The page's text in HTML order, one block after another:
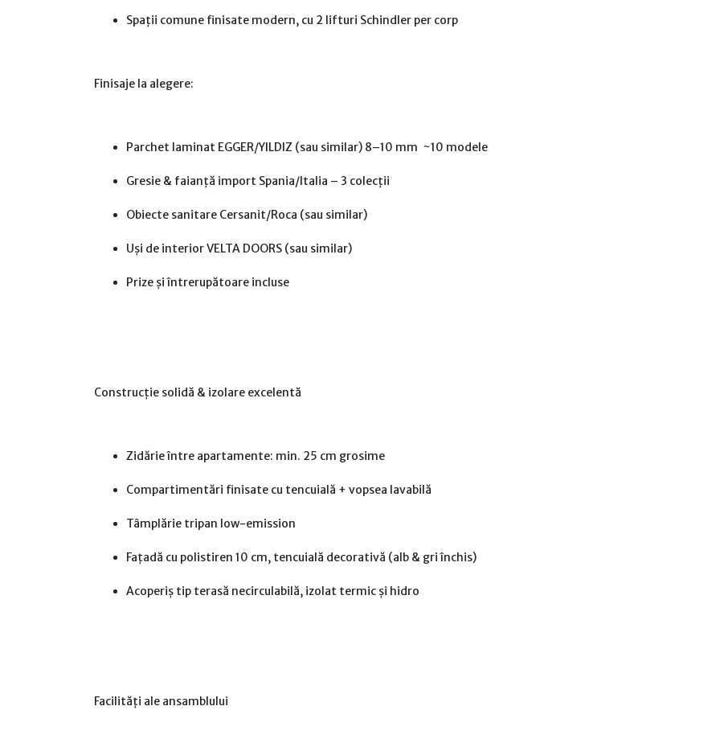
Spații comune finisate modern, cu 2 lifturi Schindler per corp
Finisaje la alegere:
Parchet laminat EGGER/YILDIZ (sau similar) 8–10 mm ~10 modele
Gresie & faianță import Spania/Italia – 3 colecții
Obiecte sanitare Cersanit/Roca (sau similar)
Uși de interior VELTA DOORS (sau similar)
Prize și întrerupătoare incluse
Construcție solidă & izolare excelentă
Zidărie între apartamente: min. 25 cm grosime
Compartimentări finisate cu tencuială + vopsea lavabilă
Tâmplărie tripan low-emission
Fațadă cu polistiren 10 cm, tencuială decorativă (alb & gri închis)
Acoperiș tip terasă necirculabilă, izolat termic și hidro
Facilități ale ansamblului